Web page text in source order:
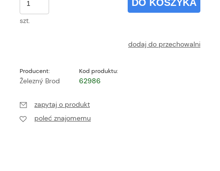
szt.
DO KOSZYKA
dodaj do przechowalni
Producent:
Železný Brod
Kod produktu:
62986
zapytaj o produkt
poleć znajomemu